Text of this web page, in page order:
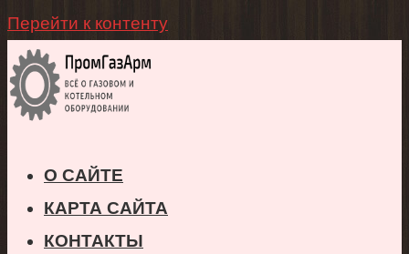
Перейти к контенту
О САЙТЕ
КАРТА САЙТА
КОНТАКТЫ